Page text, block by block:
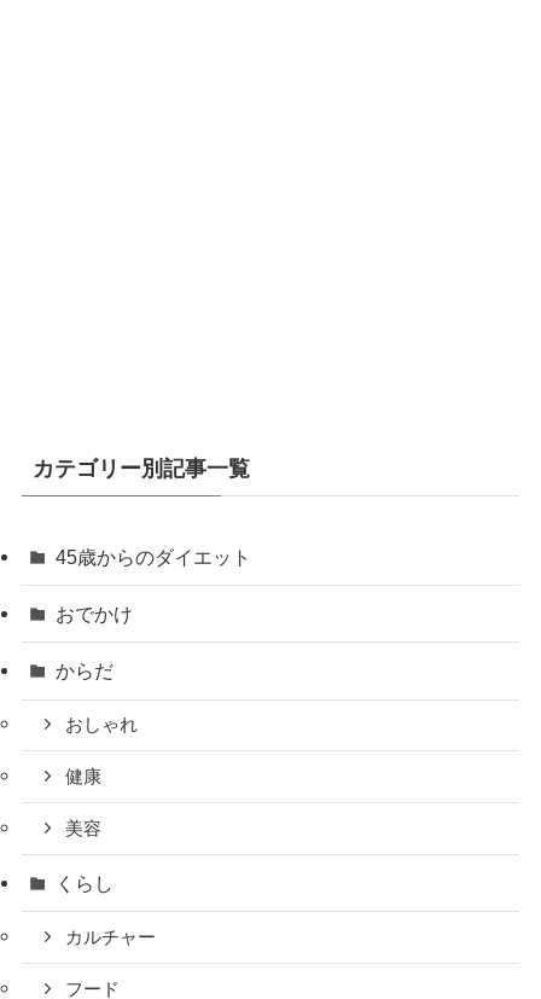
カテゴリー別記事一覧
45歳からのダイエット
おでかけ
からだ
おしゃれ
健康
美容
くらし
カルチャー
フード